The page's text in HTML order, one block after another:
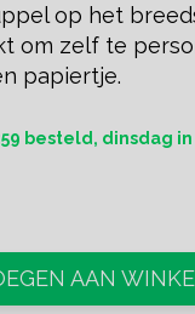
op het
om zelf te
papiertje.
besteld, dinsdag in
AAN